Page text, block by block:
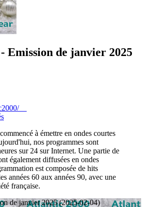
Emission de janvier 2025
à émettre en ondes courtes
nos programmes sont
sur 24 sur Internet. Une partie de
également diffusées en ondes
est composée de hits
années 60 aux années 90, avec une
française.
de janvier 2025 (2025-02-04)